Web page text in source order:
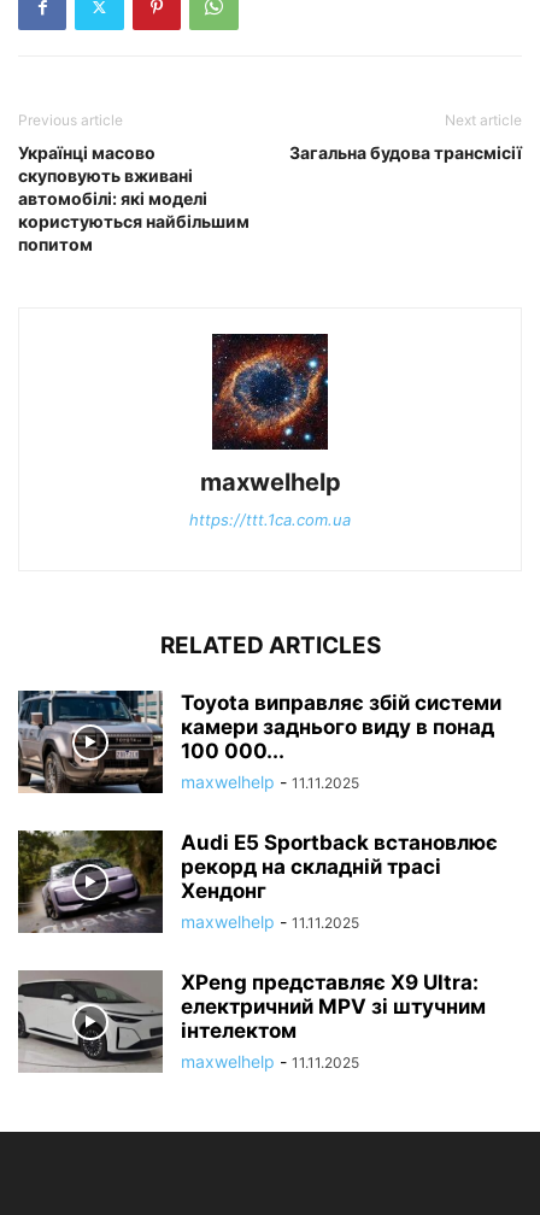
Previous article
Українці масово
скуповують вживані
автомобілі: які моделі
користуються найбільшим
попитом
Next article
Загальна будова трансмісії
maxwelhelp
https://ttt.1ca.com.ua
RELATED ARTICLES
Toyota виправляє збій системи
камери заднього виду в понад
100 000...
maxwelhelp - 11.11.2025
Audi E5 Sportback встановлює
рекорд на складній трасі
Хендонг
maxwelhelp - 11.11.2025
XPeng представляє X9 Ultra:
електричний MPV зі штучним
інтелектом
maxwelhelp - 11.11.2025